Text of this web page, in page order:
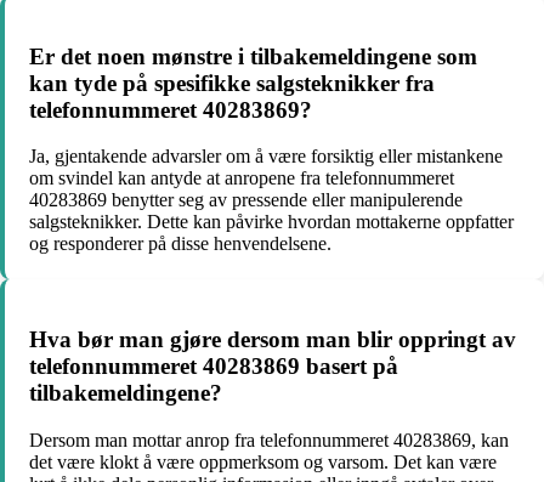
Er det noen mønstre i tilbakemeldingene som
kan tyde på spesifikke salgsteknikker fra
telefonnummeret 40283869?
Ja, gjentakende advarsler om å være forsiktig eller mistankene
om svindel kan antyde at anropene fra telefonnummeret
40283869 benytter seg av pressende eller manipulerende
salgsteknikker. Dette kan påvirke hvordan mottakerne oppfatter
og responderer på disse henvendelsene.
Hva bør man gjøre dersom man blir oppringt av
telefonnummeret 40283869 basert på
tilbakemeldingene?
Dersom man mottar anrop fra telefonnummeret 40283869, kan
det være klokt å være oppmerksom og varsom. Det kan være